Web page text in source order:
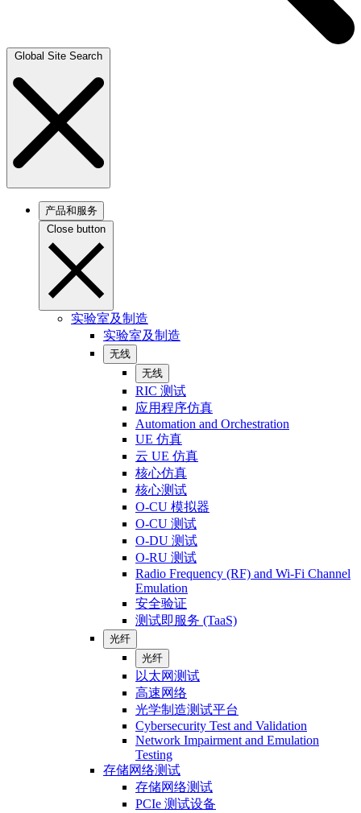
Global Site Search
产品和服务
Close button
实验室及制造
实验室及制造
无线
无线
RIC 测试
应用程序仿真
Automation and Orchestration
UE 仿真
云 UE 仿真
核心仿真
核心测试
O-CU 模拟器
O-CU 测试
O-DU 测试
O-RU 测试
Radio Frequency (RF) and Wi-Fi Channel
Emulation
安全验证
测试即服务 (TaaS)
光纤
光纤
以太网测试
高速网络
光学制造测试平台
Cybersecurity Test and Validation
Network Impairment and Emulation
Testing
存储网络测试
存储网络测试
PCIe 测试设备